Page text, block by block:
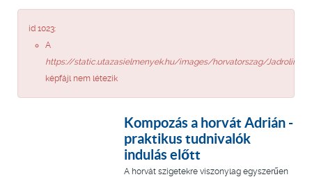
id 1023:
A
https://static.utazasielmenyek.hu/images/horvatorszag/
képfájl nem létezik
Kompozás a horvát Adrián -
praktikus tudnivalók
indulás előtt
A horvát szigetekre viszonylag egyszerűen